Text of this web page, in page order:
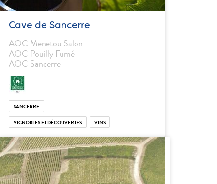
Cave de Sancerre
AOC Menetou Salon
AOC Pouilly Fumé
AOC Sancerre
SANCERRE
VIGNOBLES ET DÉCOUVERTES VINS